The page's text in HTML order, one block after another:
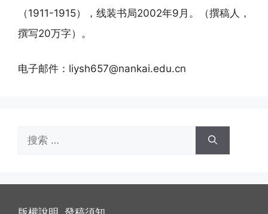
（1911-1915），线装书局2002年9月。（撰稿人，
撰写20万字）。
电子邮件：liysh657@nankai.edu.cn